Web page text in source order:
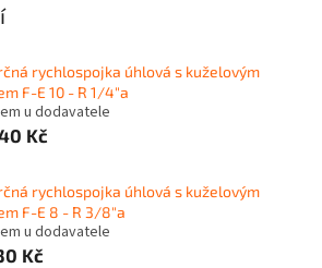
rychlospojka úhlová s kuželovým
F-E 10 - R 1/4"a
u dodavatele
Kč
rychlospojka úhlová s kuželovým
F-E 8 - R 3/8"a
u dodavatele
Kč